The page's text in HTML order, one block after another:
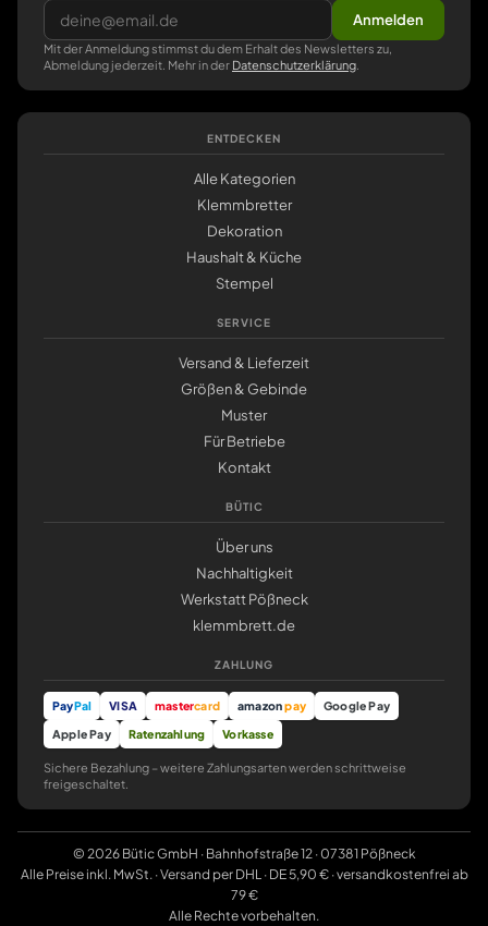
Anmelden
Mit der Anmeldung stimmst du dem Erhalt des Newsletters zu,
Abmeldung jederzeit. Mehr in der Datenschutzerklärung
ENTDECKEN
Alle Kategorien
Klemmbretter
Dekoration
Haushalt & Küche
Stempel
SERVICE
Versand & Lieferzeit
Größen & Gebinde
Muster
Für Betriebe
Kontakt
BÜTIC
Über uns
Nachhaltigkeit
Werkstatt Pößneck
klemmbrett.de
ZAHLUNG
PayPal VISA mastercard amazonpay
Google Pay
Apple Pay
Ratenzahlung Vorkasse
Sichere Bezahlung – weitere Zahlungsarten werden schrittweise
freigeschaltet.
© 2026 Bütic GmbH · Bahnhofstraße 12 · 07381 Pößneck
Alle Preise inkl. MwSt. · Versand per DHL · DE 5,90 € · versandkostenfrei ab
79 €
Alle Rechte vorbehalten.